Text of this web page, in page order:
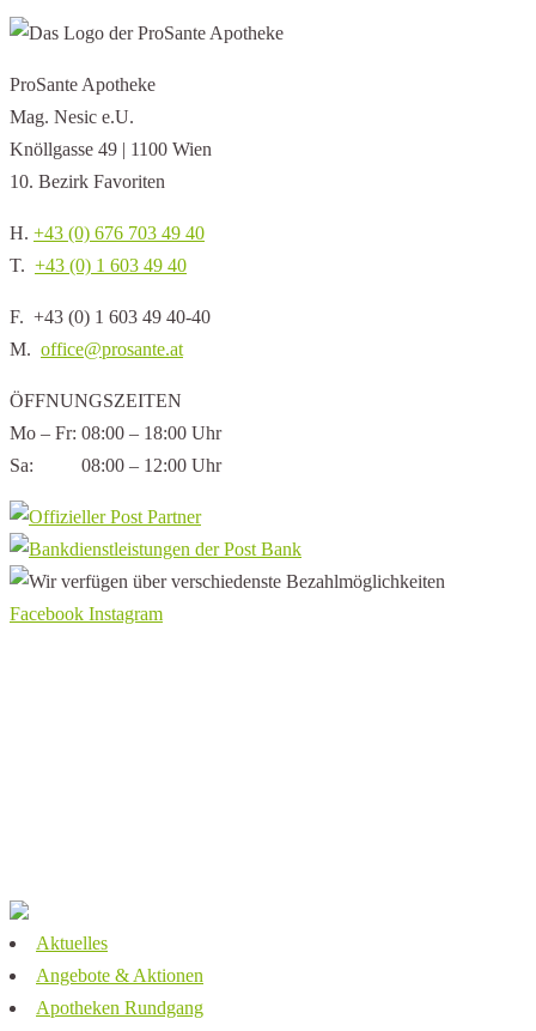
ProSante Apotheke
Mag. Nesic e.U.
Knöllgasse 49 | 1100 Wien
10. Bezirk Favoriten
H. +43 (0) 676 703 49 40
T. +43 (0) 1 603 49 40
F. +43 (0) 1 603 49 40-40
M. office@prosante.at
ÖFFNUNGSZEITEN
Mo – Fr: 08:00 – 18:00 Uhr
Sa: 08:00 – 12:00 Uhr
Facebook Instagram
Aktuelles
Angebote & Aktionen
Apotheken Rundgang